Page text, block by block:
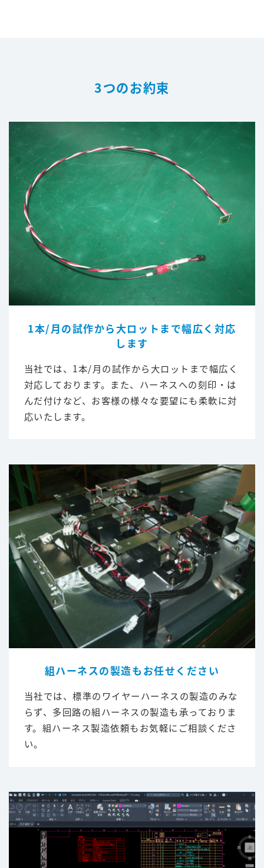
3つのお約束
1本/月の試作から大ロットまで幅広く対応
します
当社では、1本/月の試作から大ロットまで幅広く
対応しております。また、ハーネスへの刻印・は
んだ付けなど、お客様の様々な要望にも柔軟に対
応いたします。
組ハーネスの製造もお任せください
当社では、標準のワイヤーハーネスの製造のみな
らず、多回路の組ハーネスの製造も承っておりま
す。組ハーネス製造依頼もお気軽にご相談くださ
い。